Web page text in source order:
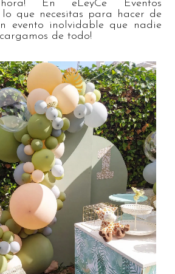
En eLeyCe Eventos
que necesitas para hacer de
evento inolvidable que nadie
de todo!